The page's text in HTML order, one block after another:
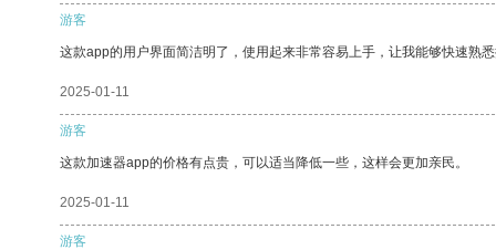
游客
这款app的用户界面简洁明了，使用起来非常容易上手，让我能够快速熟悉
2025-01-11
游客
这款加速器app的价格有点贵，可以适当降低一些，这样会更加亲民。
2025-01-11
游客